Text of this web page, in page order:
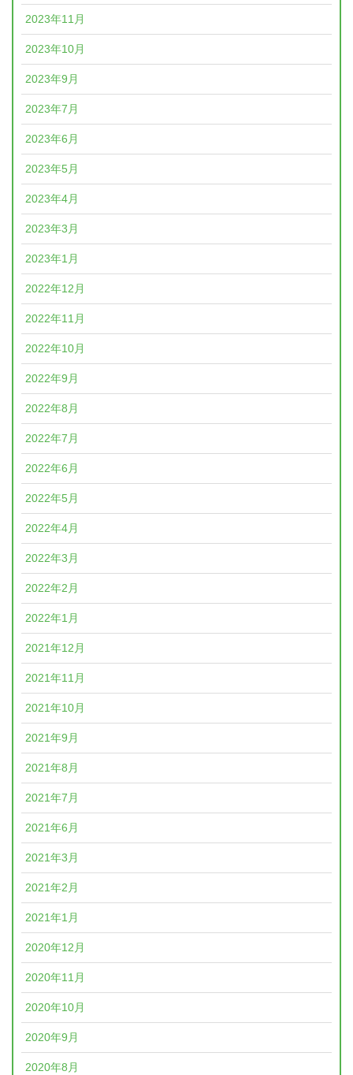
2023年11月
2023年10月
2023年9月
2023年7月
2023年6月
2023年5月
2023年4月
2023年3月
2023年1月
2022年12月
2022年11月
2022年10月
2022年9月
2022年8月
2022年7月
2022年6月
2022年5月
2022年4月
2022年3月
2022年2月
2022年1月
2021年12月
2021年11月
2021年10月
2021年9月
2021年8月
2021年7月
2021年6月
2021年3月
2021年2月
2021年1月
2020年12月
2020年11月
2020年10月
2020年9月
2020年8月